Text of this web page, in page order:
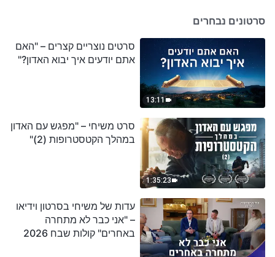
סרטונים נבחרים
13:11
סרטים נוצריים קצרים – "האם
אתם יודעים איך יבוא האדון?"
1:35:23
סרט משיחי – "מפגש עם האדון
במהלך הקטסטרופות (2)"
עדות של משיחי בסרטון וידיאו
– "אני כבר לא מתחרה
באחרים" קולות שבח 2026